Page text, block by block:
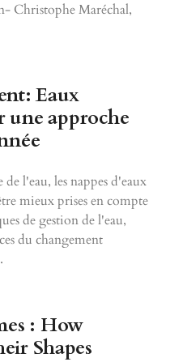
Christophe Maréchal,
Eaux
une approche
l'eau, les nappes d'eaux
mieux prises en compte
de gestion de l'eau,
du changement
: How
Shapes